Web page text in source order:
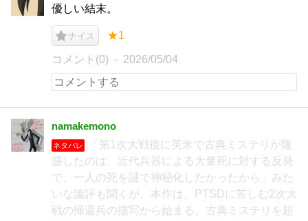
優しい結末。
ナイス ★1
コメント(0) 2026/05/04
namakemono
ネタバレ
「第1次大戦後に英米で古典ミステリが隆
盛したのは、近代兵器による大量死に対する反発
で、一人の死を謎で神秘化したかったから」みた
いな論評も聞くが、本作は、PTSDに苦しむ2次大
戦の帰還兵の描写から始まる。古典ミステリを超